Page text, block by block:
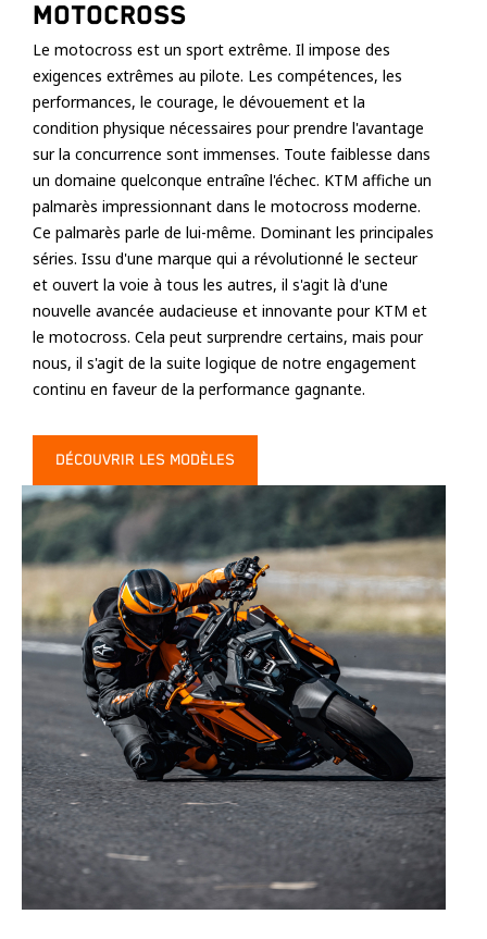
Motocross
Le motocross est un sport extrême. Il impose des
exigences extrêmes au pilote. Les compétences, les
performances, le courage, le dévouement et la
condition physique nécessaires pour prendre l'avantage
sur la concurrence sont immenses. Toute faiblesse dans
un domaine quelconque entraîne l'échec. KTM affiche un
palmarès impressionnant dans le motocross moderne.
Ce palmarès parle de lui-même. Dominant les principales
séries. Issu d'une marque qui a révolutionné le secteur
et ouvert la voie à tous les autres, il s'agit là d'une
nouvelle avancée audacieuse et innovante pour KTM et
le motocross. Cela peut surprendre certains, mais pour
nous, il s'agit de la suite logique de notre engagement
continu en faveur de la performance gagnante.
DÉCOUVRIR LES MODÈLES